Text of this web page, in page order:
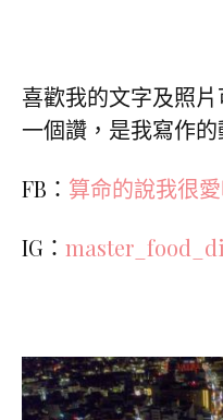
喜歡我的文字及照
一個讚，是我寫作
FB： 算命的說我很
IG：